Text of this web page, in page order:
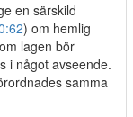
en särskild
) om hemlig
lagen bör
i något avseende.
samma